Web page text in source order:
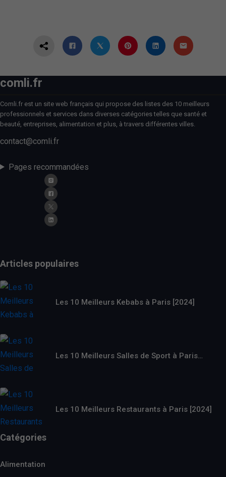
comli.fr
Comli.fr est un site web français qui propose des listes des 10 meilleurs
professionnels et services dans diverses catégories telles que santé et
beauté, entreprises, alimentation et plus, à travers différentes villes.
contact@comli.fr
Pages recommandées
Articles populaires
Les 10 Meilleurs Kebabs à Paris [2024]
Les 10 Meilleurs Salles de Sport à Paris…
Les 10 Meilleurs Restaurants à Paris [2024]
Catégories
Alimentation